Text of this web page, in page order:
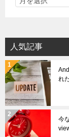
イ
ブ
人気記事
れ
今